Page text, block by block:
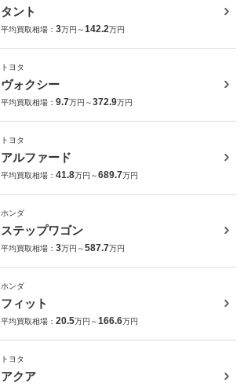
タント
平均買取相場： 3万円～142.2万円
トヨタ
ヴォクシー
平均買取相場： 9.7万円～372.9万円
トヨタ
アルファード
平均買取相場： 41.8万円～689.7万円
ホンダ
ステップワゴン
平均買取相場： 3万円～587.7万円
ホンダ
フィット
平均買取相場： 20.5万円～166.6万円
トヨタ
アクア